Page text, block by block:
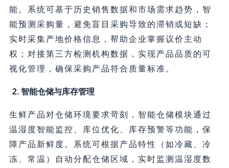
能。系统可基于历史销售数据和市场需求趋势，智
能预测采购量，避免盲目采购导致的滞销或短缺；
实时采集产地价格信息，帮助企业掌握议价主动
权；对接第三方检测机构数据，实现产品品质的可
视化管理，确保采购产品符合质量标准。
2. 智能仓储与库存管理
生鲜产品对仓储环境要求苛刻，智能仓储模块通过
温湿度智能监控、库位优化、库存预警等功能，保
障产品新鲜度。系统可根据产品特性（如冷藏、冷
冻、常温）自动分配仓储区域，实时监测温湿度数